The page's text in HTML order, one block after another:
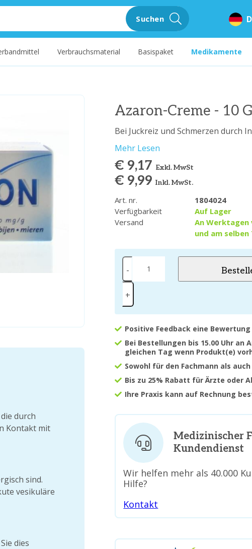
Suchen
Verbrauchsmaterial Basispaket Medikamente
Azaron-Creme - 10
Bei Juckreiz und Schmerzen durch
Mehr Lesen
€ 9,17 Exkl. MwSt
€ 9,99Inkl. MwSt.
Art. nr.
1804024
Verfügbarkeit
Auf Lager
Versand
An
und am
-
+
Positive Feedback eine Bewertung
Bei Bestellungen bis 15.00 Uhr an
gleichen Tag wenn Produkt(e)
Sowohl für den Fachmann als
Bis zu 25% Rabatt für Ärzte oder
Ihre Praxis kann auf Rechnung
durch
Kontakt mit
sind.
vesikuläre
dies
Medizinischer
Kundendienst
Wir helfen mehr als 40.000
Hilfe?
Kontakt